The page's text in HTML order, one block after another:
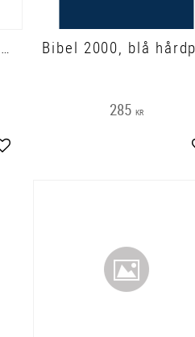
Bibel 2000 vigselbibel, vit, 205x150x40 mm, hårdpärm
Lägg till i favoriter
285 KR